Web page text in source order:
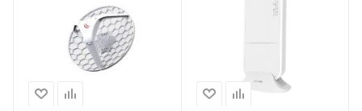
1xGigabit Ethernet
Wi-Fi интерфейсы
5 ГГц 802.11a/n/ac
Один 2G / 3G / LTE
1x10/100 Mbps
Ethernet